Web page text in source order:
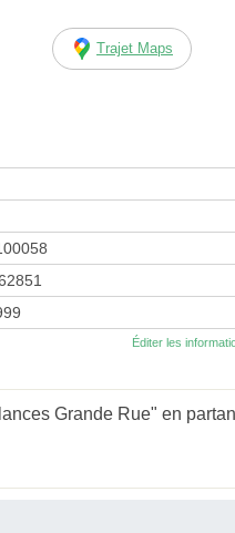
Trajet Maps
Éditer les
Grande Rue" en